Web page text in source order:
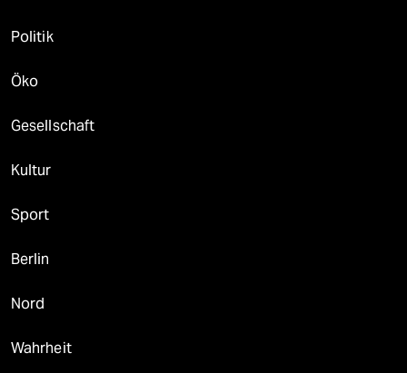
Politik
Öko
Gesellschaft
Kultur
Sport
Berlin
Nord
Wahrheit